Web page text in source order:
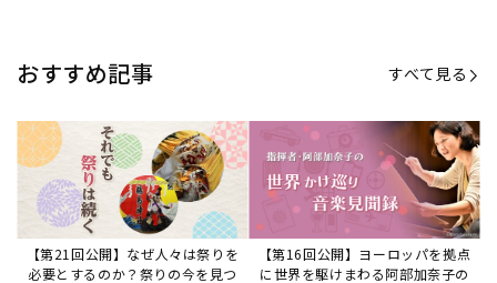
「できた！」があふれる！『生徒
指導の教科書』
イブ＆トークレポート